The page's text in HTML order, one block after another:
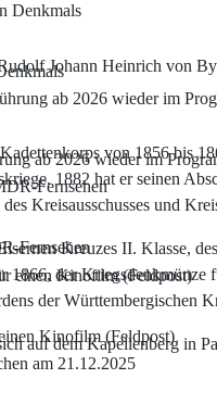
ab 2026 wieder im
Fernsehen
Kinofilm (Feldpost)
Johann Heinrich von
von 1856 bis
1882 hat er seinen
Kreisausschusses und
Kreuzes II. Klasse,
1866, der Kriegsdenkmünze
der Württembergischen
auf dem Kapellenberg in